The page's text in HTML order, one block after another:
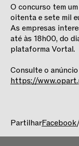
O concurso tem
oitenta e sete mil
As empresas
até às 18h00, do
plataforma Vortal.
Consulte o anúncio
https://
PartilharFacebook